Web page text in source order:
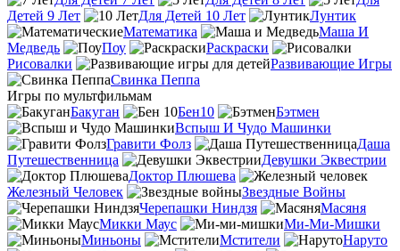
Детей 9 Лет
Для Детей 10 Лет
Лунтик
Математика
Маша И
Медведь
Поу
Раскраски
Рисовалки
Развивающие Игры
Свинка Пеппа
Игры по мультфильмам
Бакуган
Бен10
Бэтмен
Вспыш И Чудо Машинки
Гравити Фолз
Даша
Путешественница
Девушки Эквестрии
Доктор Плюшева
Железный Человек
Звездные Войны
Черепашки Ниндзя
Масяня
Микки Маус
Ми-Ми-Мишки
Миньоны
Мстители
Наруто